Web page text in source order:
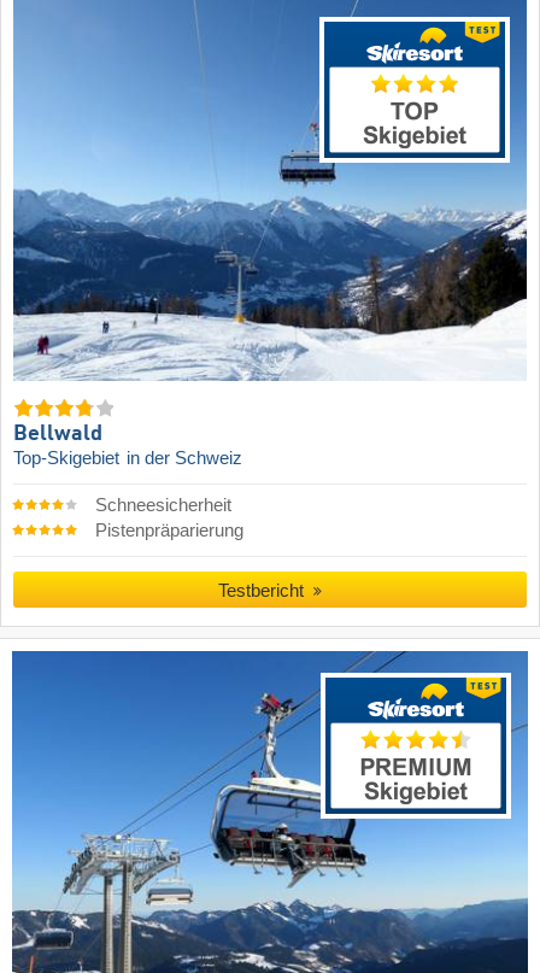
Bellwald
Top-Skigebiet in der Schweiz
Schneesicherheit
Pistenpräparierung
Testbericht